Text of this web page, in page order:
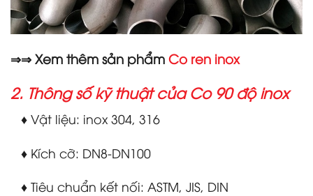
⇒⇒ Xem thêm sản phẩm Co ren inox
2. Thông số kỹ thuật của Co 90 độ inox
♦ Vật liệu: inox 304, 316
♦ Kích cỡ: DN8-DN100
♦ Tiêu chuẩn kết nối: ASTM, JIS, DIN